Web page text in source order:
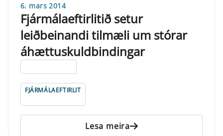
6. mars 2014
Fjármálaeftirlitið setur
leiðbeinandi tilmæli um stórar
áhættuskuldbindingar
FJÁRMÁLAEFTIRLIT
Lesa meira